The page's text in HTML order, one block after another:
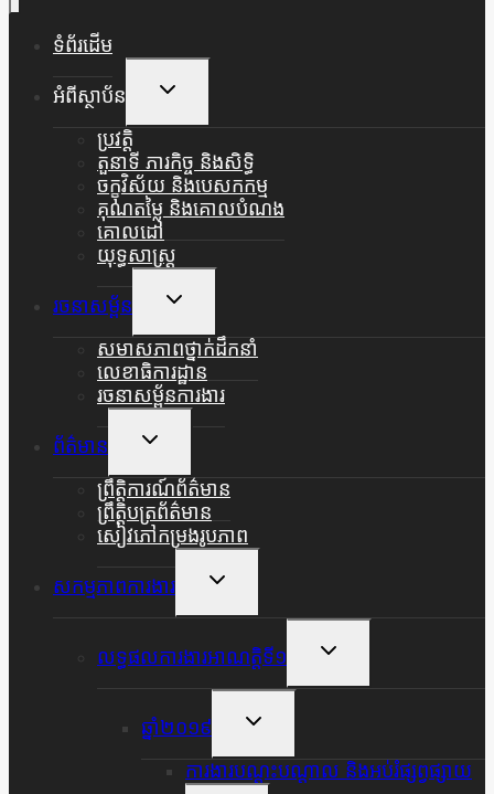
ទំព័រដើម
អំពីស្ថាប័ន
Toggle
Menu
ប្រវត្តិ
តួនាទី ភារកិច្ច និងសិទ្ធិ
ចក្ខុវិស័យ និងបេសកកម្ម
គុណតម្លៃ និងគោលបំណង
គោលដៅ
យុទ្ធសាស្ត្រ
រចនាសម្ព័ន
Toggle
Menu
សមាសភាពថ្នាក់ដឹកនាំ
លេខាធិការដ្ឋាន
រចនាសម្ព័នការងារ
ព័ត៌មាន
Toggle
Menu
ព្រឹត្តិការណ៍ព័ត៌មាន
ព្រឹត្តិបត្រព័ត៌មាន
សៀវភៅកម្រងរូបភាព
សកម្មភាពការងារ
Toggle
Menu
លទ្ធផលការងារអាណត្តិទី១
Toggle
Menu
ឆ្នាំ២០១៩
Toggle
Menu
ការងារបណ្តុះបណ្តាល និងអប់រំផ្សព្វផ្សាយ